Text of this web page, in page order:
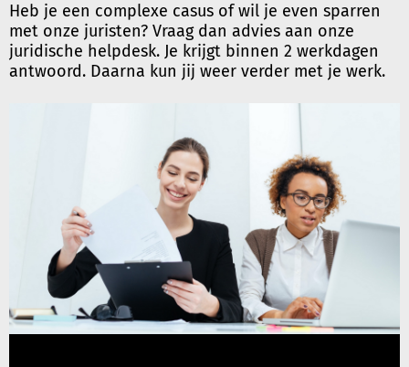
Heb je een complexe casus of wil je even sparren
met onze juristen? Vraag dan advies aan onze
juridische helpdesk. Je krijgt binnen 2 werkdagen
antwoord. Daarna kun jij weer verder met je werk.